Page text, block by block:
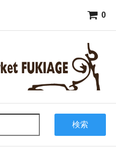
0
検索